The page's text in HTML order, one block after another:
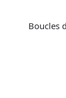
Boucles